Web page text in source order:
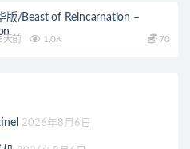
版/Beast of Reincarnation –
天前 1.0K 70
2026年8月6日